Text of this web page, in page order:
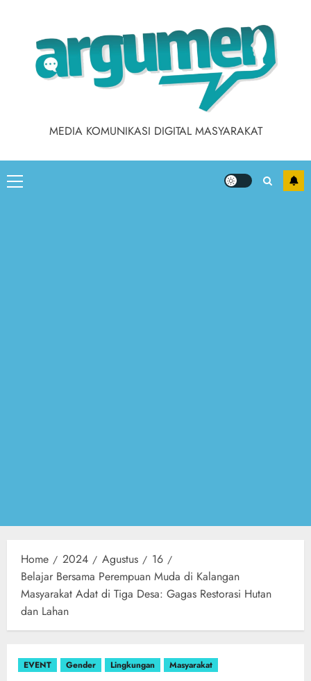
MEDIA KOMUNIKASI DIGITAL MASYARAKAT
Home 2024 Agustus
16
Belajar Bersama Perempuan Muda di Kalangan
Masyarakat Adat di Tiga Desa: Gagas Restorasi Hutan
dan Lahan
EVENT Gender Lingkungan Masyarakat